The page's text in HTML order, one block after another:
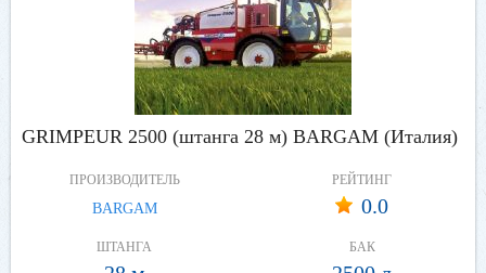
GRIMPEUR 2500 (штанга 28 м) BARGAM (Италия)
ПРОИЗВОДИТЕЛЬ
BARGAM
РЕЙТИНГ
0.0
ШТАНГА БАК